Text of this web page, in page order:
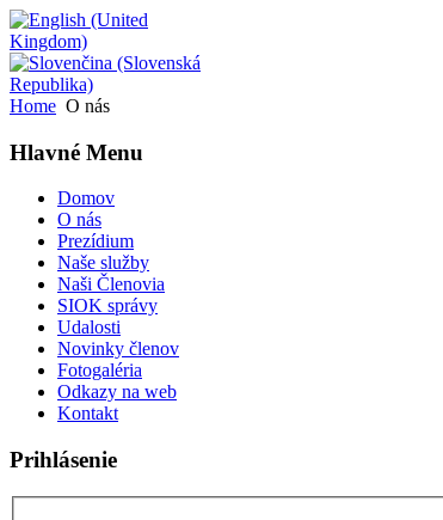
Home O nás
Hlavné Menu
Domov
O nás
Prezídium
Naše služby
Naši Členovia
SIOK správy
Udalosti
Novinky členov
Fotogaléria
Odkazy na web
Kontakt
Prihlásenie